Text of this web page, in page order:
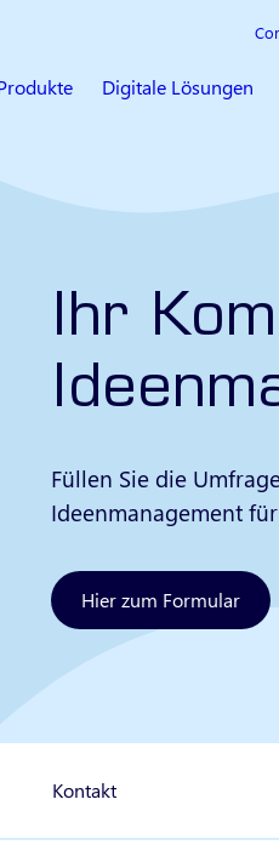
Digitale Lösungen
Ihr
Füllen Sie die
Ideenmanagement
Hier zum Formular
Kontakt